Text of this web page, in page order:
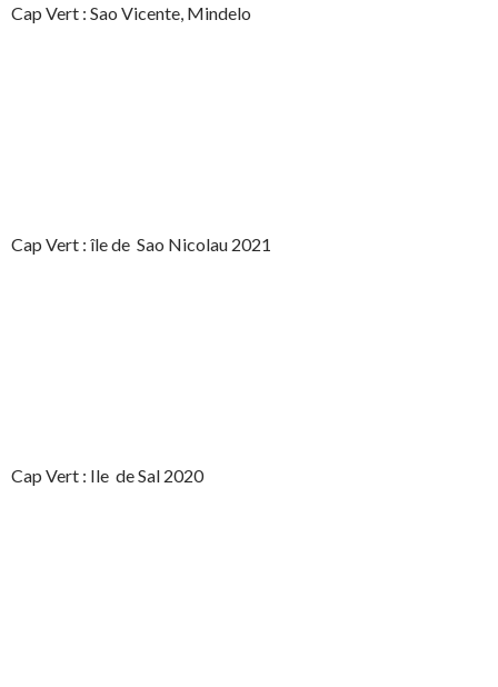
Cap Vert : Sao Vicente, Mindelo
Cap Vert : île de Sao Nicolau 2021
Cap Vert : Ile de Sal 2020